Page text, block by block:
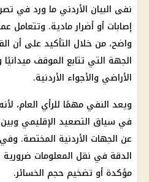
نفى البيان الأردني ما ورد في
إصابات أو أضرار مادية. وتتعامل
واضح، من خلال التأكيد على أن
الجهة التي تتابع الموقف
الأراضي والأجواء الأردنية.
ويعد النفي مهمًا للرأي العام،
في سياق التصعيد الإقليمي وبين
عن الجهات الأردنية المختصة.
الدقة في نقل المعلومات ضرورية
مؤكدة أو تضخيم حجم الخسائر.